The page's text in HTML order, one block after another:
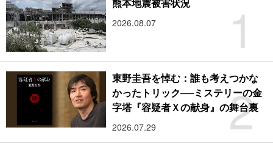
1
2026.08.07
2
東野圭吾を悼む：誰も考えつかな
かったトリック──ミステリーの金
字塔『容疑者Ｘの献身』の舞台裏
2026.07.29